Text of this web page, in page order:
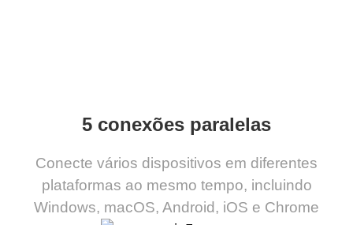
5 conexões paralelas
Conecte vários dispositivos em diferentes
plataformas ao mesmo tempo, incluindo
Windows, macOS, Android, iOS e Chrome